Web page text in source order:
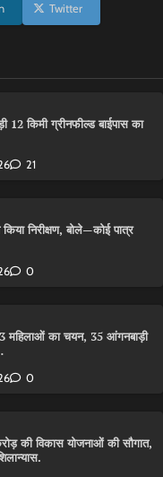
Twitter
12 किमी ग्रीनफील्ड बाईपास का
21
निरीक्षण, बोले—कोई पात्र
0
महिलाओं का चयन, 35 आंगनबाड़ी
0
की विकास योजनाओं की सौगात,